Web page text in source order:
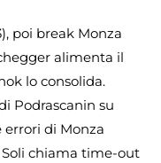
poi break Monza
alimenta il
lo consolida.
Podrascanin su
errori di Monza
chiama time-out